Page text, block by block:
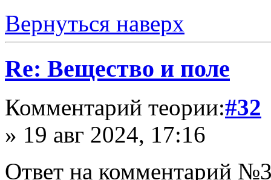
Вернуться наверх
Re: Вещество и поле
Комментарий теории:#32
» 19 авг 2024, 17:16
Ответ на комментарий